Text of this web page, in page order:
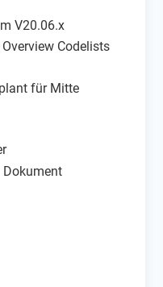
V20.06.x
Overview Codelists
für Mitte